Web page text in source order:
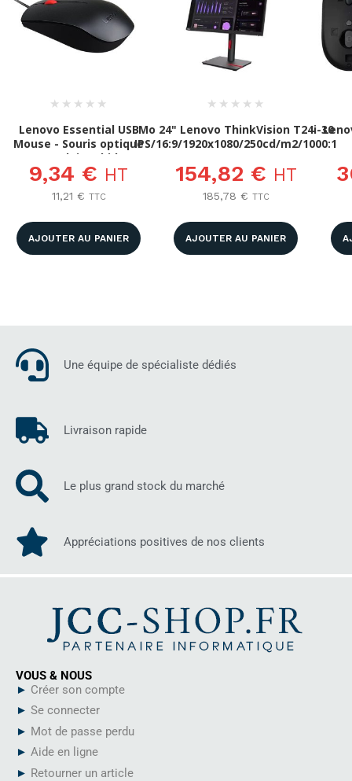
★ ★ ★ ★ ★
Lenovo Essential USB
Mouse - Souris optique
USB 1600 dpi ambidextre
9,34 € HT
11,21 € TTC
AJOUTER AU PANIER
★ ★ ★ ★ ★
Mo 24" Lenovo ThinkVision T24i-30
IPS/16:9/1920x1080/250cd/m2/1000:1
154,82 € HT
185,78 € TTC
AJOUTER AU PANIER
Une équipe de spécialiste dédiés
Livraison rapide
Le plus grand stock du marché
Appréciations positives de nos clients
VOUS & NOUS
► Créer son compte
► Se connecter
► Mot de passe perdu
► Aide en ligne
► Retourner un article